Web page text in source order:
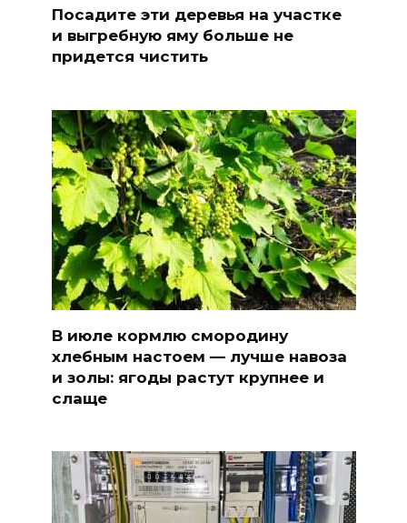
Посадите эти деревья на участке
и выгребную яму больше не
придется чистить
В июле кормлю смородину
хлебным настоем — лучше навоза
и золы: ягоды растут крупнее и
слаще